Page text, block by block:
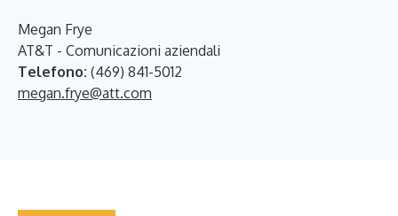
Megan Frye
AT&T - Comunicazioni aziendali
Telefono: (469) 841-5012
megan.frye@att.com